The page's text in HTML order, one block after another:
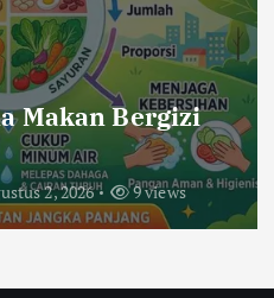
Makan Bergizi
2, 2026 9 views